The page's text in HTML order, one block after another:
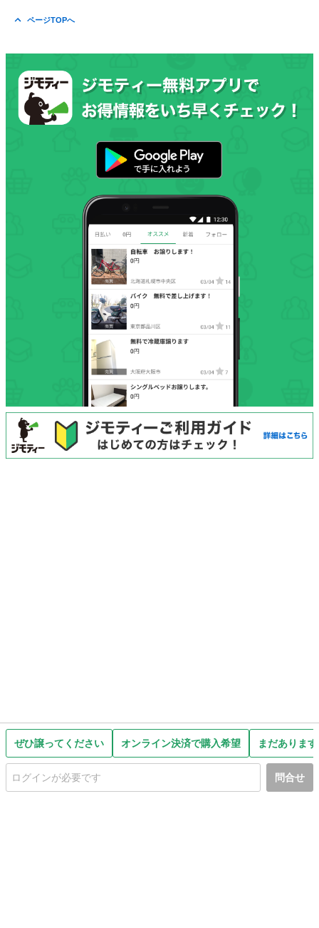
ぜひ譲ってください オンライン決済で購入希望 まだありま
問合せ
ページTOPへ